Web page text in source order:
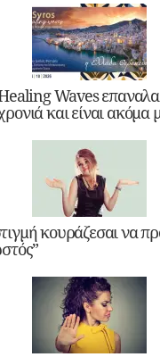
Waves
και είναι ακόμα
κουράζεσαι να